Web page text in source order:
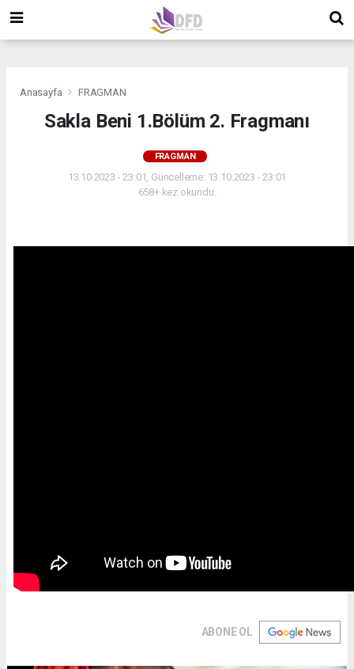
Anasayfa FRAGMAN
Sakla Beni 1.Bölüm 2. Fragmanı
FRAGMAN
13.10.2023 - 23:01, Güncelleme: 13.10.2023 - 23:01
658+ kez okundu.
ABONE OL